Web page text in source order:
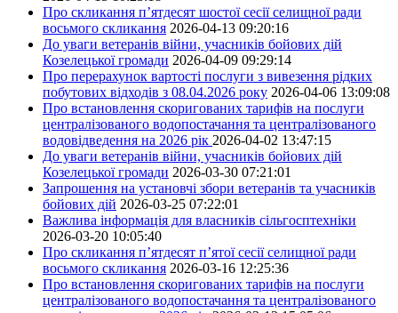
Про скликання п’ятдесят шостої сесії селищної ради
восьмого скликання 2026-04-13 09:20:16
До уваги ветеранів війни, учасників бойових дій
Козелецької громади 2026-04-09 09:29:14
Про перерахунок вартості послуги з вивезення рідких
побутових відходів з 08.04.2026 року 2026-04-06 13:09:08
Про встановлення скоригованих тарифів на послуги
централізованого водопостачання та централізованого
водовідведення на 2026 рік 2026-04-02 13:47:15
До уваги ветеранів війни, учасників бойових дій
Козелецької громади 2026-03-30 07:21:01
Запрошення на установчі збори ветеранів та учасників
бойових дій 2026-03-25 07:22:01
Важлива інформація для власників сільгосптехніки
2026-03-20 10:05:40
Про скликання п’ятдесят п’ятої сесії селищної ради
восьмого скликання 2026-03-16 12:25:36
Про встановлення скоригованих тарифів на послуги
централізованого водопостачання та централізованого